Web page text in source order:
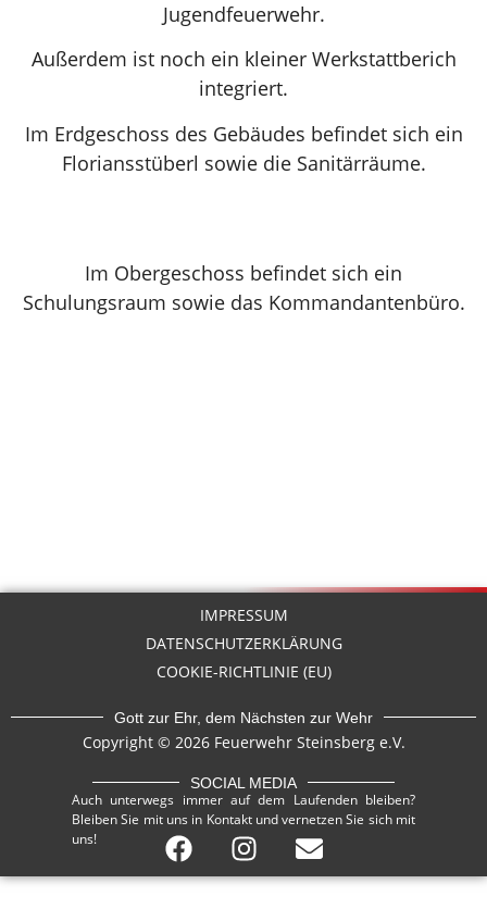
Jugendfeuerwehr.
Außerdem ist noch ein kleiner Werkstattberich
integriert.
Im Erdgeschoss des Gebäudes befindet sich ein
Floriansstüberl sowie die Sanitärräume.
Im Obergeschoss befindet sich ein
Schulungsraum sowie das Kommandantenbüro.
IMPRESSUM
DATENSCHUTZERKLÄRUNG
COOKIE-RICHTLINIE (EU)
Gott zur Ehr, dem Nächsten zur Wehr
Copyright © 2026 Feuerwehr Steinsberg e.V.
SOCIAL MEDIA
Auch unterwegs immer auf dem Laufenden bleiben?
Bleiben Sie mit uns in Kontakt und vernetzen Sie sich mit
uns!